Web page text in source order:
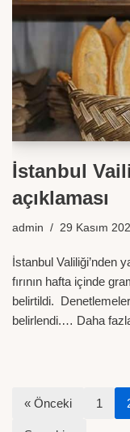
İstanbul
açıklaması
admin 29 Kasım
İstanbul Valiliği’nden
fırının hafta içinde
belirtildi.
belirlendi.… Daha
« Önceki 1